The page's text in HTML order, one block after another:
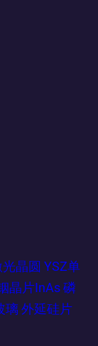
光晶圆 YSZ单
晶片InAs 磷
璃 外延硅片